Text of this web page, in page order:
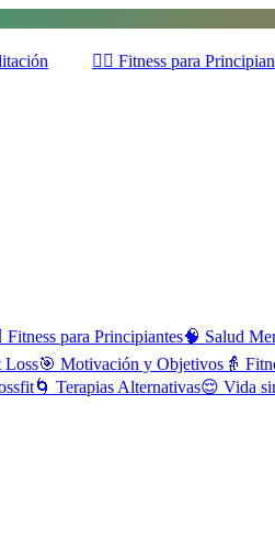
🚶‍♂️ Fitness para
Fitness para Principiantes🧠 Salud
Loss🎯 Motivación y Objetivos 👵
🌀 Terapias Alternativas😌 Vida